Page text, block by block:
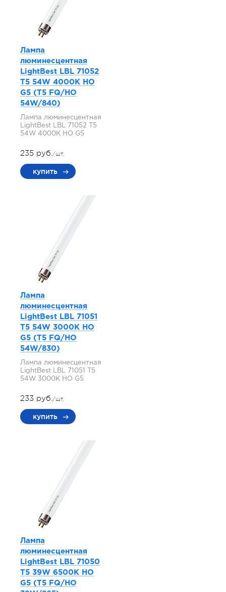
Лампа
люминесцентная
LightBest LBL 71052
T5 54W 4000K HO
G5 (T5 FQ/HO
54W/840)
Лампа люминесцентная
LightBest LBL 71052 T5
54W 4000K HO G5
235 руб./шт.
купить
Лампа
люминесцентная
LightBest LBL 71051
T5 54W 3000K HO
G5 (T5 FQ/HO
54W/830)
Лампа люминесцентная
LightBest LBL 71051 T5
54W 3000K HO G5
233 руб./шт.
купить
Лампа
люминесцентная
LightBest LBL 71050
T5 39W 6500K HO
G5 (T5 FQ/HO